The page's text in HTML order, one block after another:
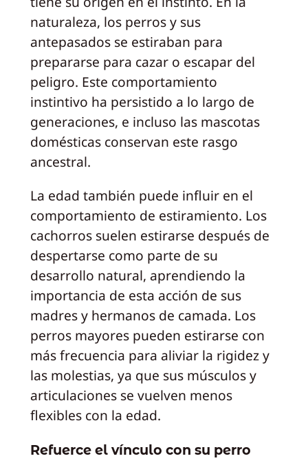
naturaleza, los perros y sus
antepasados se estiraban para
prepararse para cazar o escapar del
peligro. Este comportamiento
instintivo ha persistido a lo largo de
generaciones, e incluso las mascotas
domésticas conservan este rasgo
ancestral.
La edad también puede influir en el
comportamiento de estiramiento. Los
cachorros suelen estirarse después de
despertarse como parte de su
desarrollo natural, aprendiendo la
importancia de esta acción de sus
madres y hermanos de camada. Los
perros mayores pueden estirarse con
más frecuencia para aliviar la rigidez y
las molestias, ya que sus músculos y
articulaciones se vuelven menos
flexibles con la edad.
Refuerce el vínculo con su perro